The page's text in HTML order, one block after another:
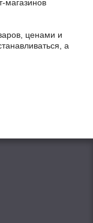
магазинов
ценами и
а